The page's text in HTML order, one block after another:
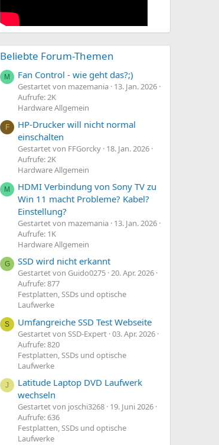
Beliebte Forum-Themen
M Fan Control - wie geht das?;)
Gestartet von mazemania 13. Jan. 2026
Aufrufe: 2K
Hardware Allgemein
F
HP-Drucker will nicht normal
einschalten
Gestartet von FFGorcky 18. Jan. 2026
Aufrufe: 2K
Hardware Allgemein
M
HDMI Verbindung von Sony TV zu
Win 11 macht Probleme? Kabel?
Einstellung?
Gestartet von mazemania 13. Jan. 2026
Aufrufe: 1K
Hardware Allgemein
G SSD wird nicht erkannt
Gestartet von Guido0275 20. Apr. 2026
Aufrufe: 877
Festplatten, SSDs und optische
Laufwerke
S Umfangreiche SSD Test Webseite
Gestartet von SSD-Expert 03. Apr. 2026
Aufrufe: 820
Festplatten, SSDs und optische
Laufwerke
J
Latitude Laptop DVD Laufwerk
wechseln
Gestartet von joschi3268 19. Juni 2026
Aufrufe: 636
Festplatten, SSDs und optische
Laufwerke